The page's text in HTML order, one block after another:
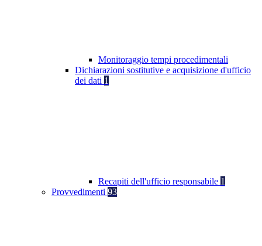
Monitoraggio tempi procedimentali
Dichiarazioni sostitutive e acquisizione d'ufficio
dei dati 1
Recapiti dell'ufficio responsabile 1
Provvedimenti 93